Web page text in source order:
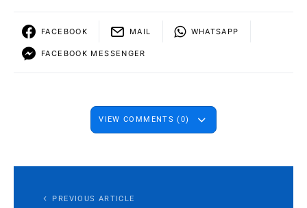
FACEBOOK MAIL WHATSAPP
FACEBOOK MESSENGER
VIEW COMMENTS (0)
PREVIOUS ARTICLE